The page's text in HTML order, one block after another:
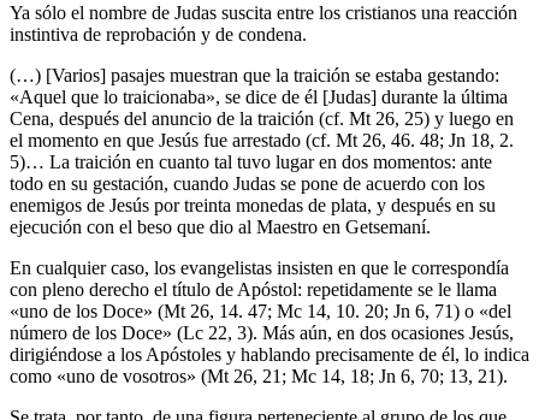
Ya sólo el nombre de Judas suscita entre los cristianos una reacción
instintiva de reprobación y de condena.
(…) [Varios] pasajes muestran que la traición se estaba gestando:
«Aquel que lo traicionaba», se dice de él [Judas] durante la última
Cena, después del anuncio de la traición (cf. Mt 26, 25) y luego en
el momento en que Jesús fue arrestado (cf. Mt 26, 46. 48; Jn 18, 2.
5)… La traición en cuanto tal tuvo lugar en dos momentos: ante
todo en su gestación, cuando Judas se pone de acuerdo con los
enemigos de Jesús por treinta monedas de plata, y después en su
ejecución con el beso que dio al Maestro en Getsemaní.
En cualquier caso, los evangelistas insisten en que le correspondía
con pleno derecho el título de Apóstol: repetidamente se le llama
«uno de los Doce» (Mt 26, 14. 47; Mc 14, 10. 20; Jn 6, 71) o «del
número de los Doce» (Lc 22, 3). Más aún, en dos ocasiones Jesús,
dirigiéndose a los Apóstoles y hablando precisamente de él, lo indica
como «uno de vosotros» (Mt 26, 21; Mc 14, 18; Jn 6, 70; 13, 21).